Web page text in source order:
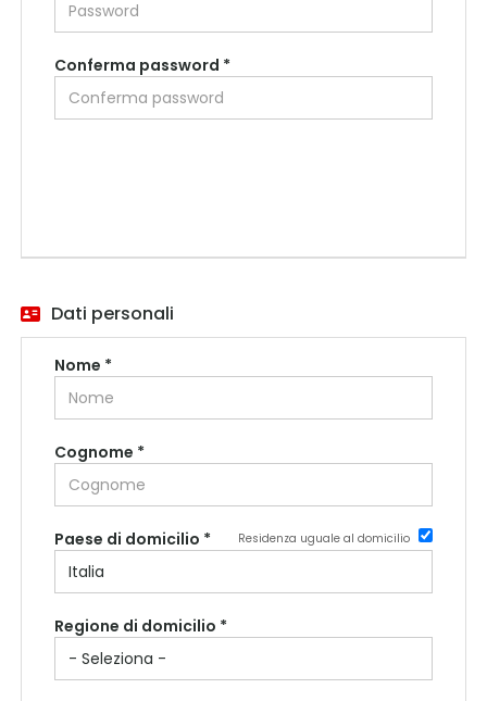
lavoro
il
CV
Login
Conferma password *
Dati personali
Nome *
Cognome *
Paese di domicilio * Residenza uguale al domicilio
Regione di domicilio *